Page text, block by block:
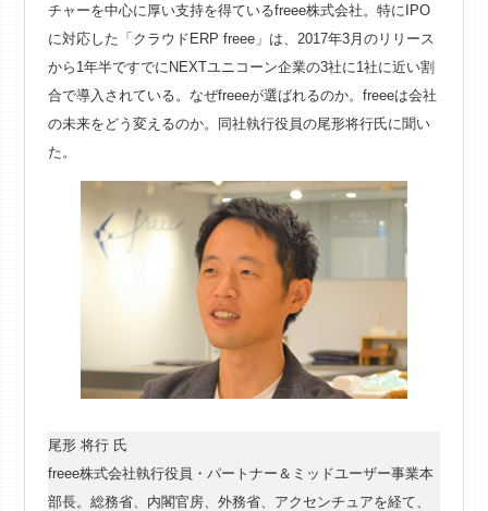
チャーを中心に厚い支持を得ているfreee株式会社。特にIPO
に対応した「クラウドERP freee」は、2017年3月のリリース
から1年半ですでにNEXTユニコーン企業の3社に1社に近い割
合で導入されている。なぜfreeeが選ばれるのか。freeeは会社
の未来をどう変えるのか。同社執行役員の尾形将行氏に聞い
た。
尾形 将行 氏
freee株式会社執行役員・パートナー＆ミッドユーザー事業本
部長。総務省、内閣官房、外務省、アクセンチュアを経て、